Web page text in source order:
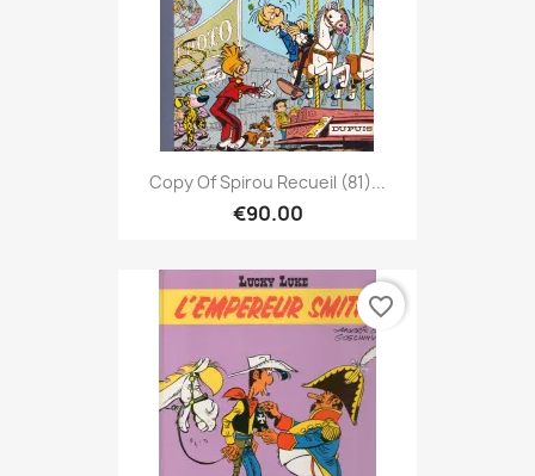
Copy Of Spirou Recueil (81)...
€90.00
favorite_border